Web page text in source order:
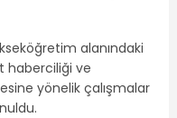
alanındaki
haberciliği ve
yönelik çalışmalar